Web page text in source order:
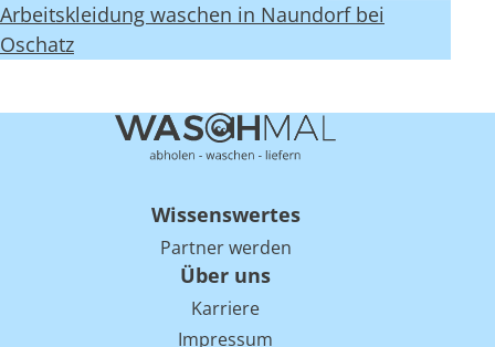
Arbeitskleidung waschen in Naundorf bei
Oschatz
Wissenswertes
Partner werden
Über uns
Karriere
Impressum